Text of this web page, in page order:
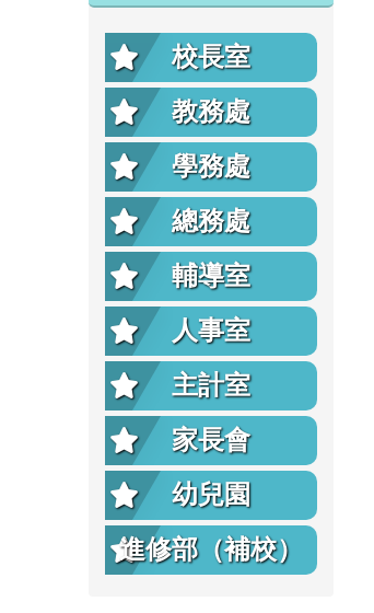
校長室
教務處
學務處
總務處
輔導室
人事室
主計室
家長會
幼兒園
進修部（補校）